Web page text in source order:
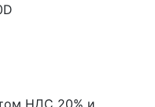
НДС 20% и